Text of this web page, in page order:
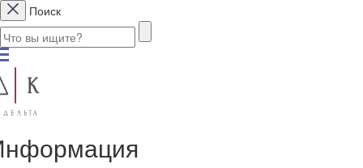
Поиск